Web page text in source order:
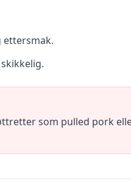
ettersmak.
som pulled pork